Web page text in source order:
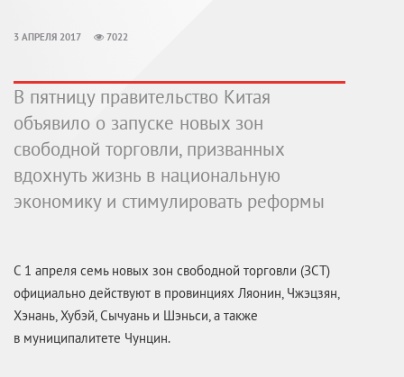
3 АПРЕЛЯ 2017 7022
В пятницу правительство Китая
объявило о запуске новых зон
свободной торговли, призванных
вдохнуть жизнь в национальную
экономику и стимулировать реформы
C 1 апреля семь новых зон свободной торговли (ЗСТ)
официально действуют в провинциях Ляонин, Чжэцзян,
Хэнань, Хубэй, Сычуань и Шэньси, а также
в муниципалитете Чунцин.